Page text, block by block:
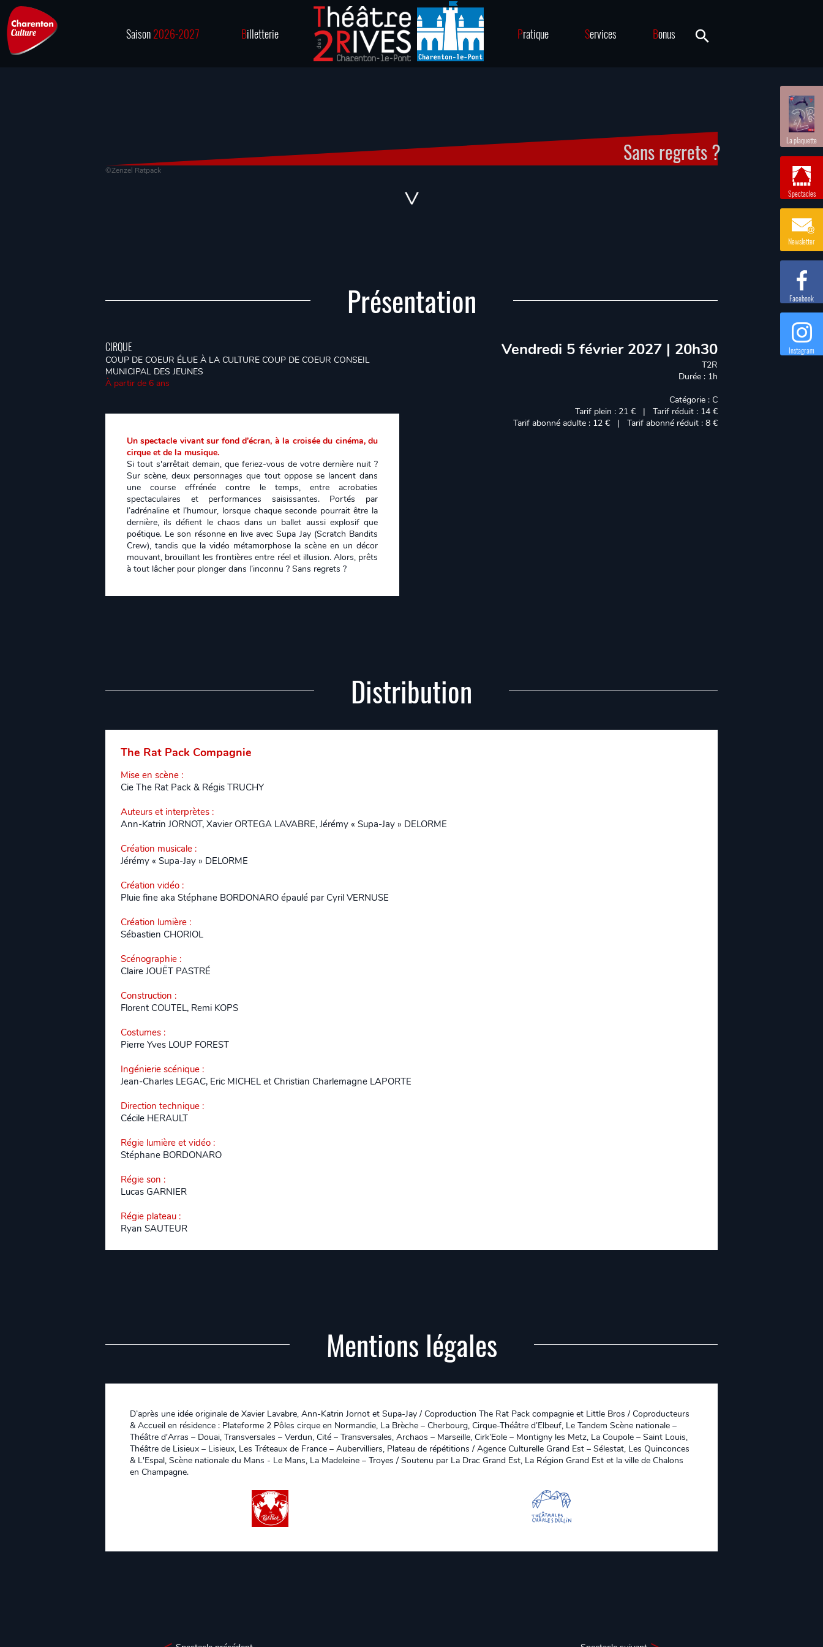
Saison2026-2027 Billetterie Pratique Services Bonus
La plaquette
Spectacles
Newsletter
Facebook
Instagram
Sans regrets ?
©Zenzel Ratpack
Présentation
CIRQUE
COUP DE COEUR ÉLUE À LA CULTURE COUP DE COEUR CONSEIL
MUNICIPAL DES JEUNES
À partir de 6 ans
Un spectacle vivant sur fond d’écran, à la croisée du cinéma, du
cirque et de la musique.
Si tout s'arrêtait demain, que feriez-vous de votre dernière nuit ?
Sur scène, deux personnages que tout oppose se lancent dans
une course effrénée contre le temps, entre acrobaties
spectaculaires et performances saisissantes. Portés par
l’adrénaline et l’humour, lorsque chaque seconde pourrait être la
dernière, ils défient le chaos dans un ballet aussi explosif que
poétique. Le son résonne en live avec Supa Jay (Scratch Bandits
Crew), tandis que la vidéo métamorphose la scène en un décor
mouvant, brouillant les frontières entre réel et illusion. Alors, prêts
à tout lâcher pour plonger dans l’inconnu ? Sans regrets ?
Vendredi 5 février 2027 | 20h30
T2R
Durée : 1h
Catégorie : C
Tarif plein : 21 € | Tarif réduit : 14 €
Tarif abonné adulte : 12 € | Tarif abonné réduit : 8 €
Distribution
The Rat Pack Compagnie
Mise en scène :
Cie The Rat Pack & Régis TRUCHY
Auteurs et interprètes :
Ann-Katrin JORNOT, Xavier ORTEGA LAVABRE, Jérémy « Supa-Jay » DELORME
Création musicale :
Jérémy « Supa-Jay » DELORME
Création vidéo :
Pluie fine aka Stéphane BORDONARO épaulé par Cyril VERNUSE
Création lumière :
Sébastien CHORIOL
Scénographie :
Claire JOUËT PASTRÉ
Construction :
Florent COUTEL, Remi KOPS
Costumes :
Pierre Yves LOUP FOREST
Ingénierie scénique :
Jean-Charles LEGAC, Eric MICHEL et Christian Charlemagne LAPORTE
Direction technique :
Cécile HERAULT
Régie lumière et vidéo :
Stéphane BORDONARO
Régie son :
Lucas GARNIER
Régie plateau :
Ryan SAUTEUR
Mentions légales
D’après une idée originale de Xavier Lavabre, Ann-Katrin Jornot et Supa-Jay / Coproduction The Rat Pack compagnie et Little Bros / Coproducteurs
& Accueil en résidence : Plateforme 2 Pôles cirque en Normandie, La Brèche – Cherbourg, Cirque-Théâtre d’Elbeuf, Le Tandem Scène nationale –
Théâtre d'Arras – Douai, Transversales – Verdun, Cité – Transversales, Archaos – Marseille, Cirk’Eole – Montigny les Metz, La Coupole – Saint Louis,
Théâtre de Lisieux – Lisieux, Les Tréteaux de France – Aubervilliers, Plateau de répétitions / Agence Culturelle Grand Est – Sélestat, Les Quinconces
& L'Espal, Scène nationale du Mans - Le Mans, La Madeleine – Troyes / Soutenu par La Drac Grand Est, La Région Grand Est et la ville de Chalons
en Champagne.